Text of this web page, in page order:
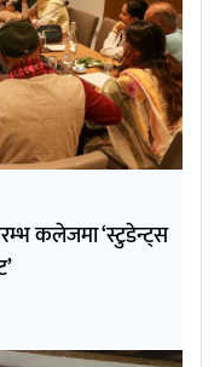
कलेजमा ‘स्टुडेन्ट्स